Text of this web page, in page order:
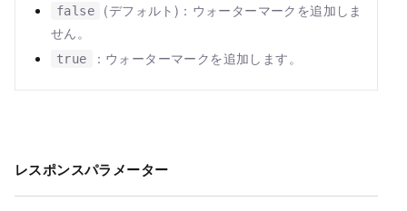
false
(デフォルト)：ウォーターマークを追加しま
せん。
true ：ウォーターマークを追加します。
レスポンスパラメーター